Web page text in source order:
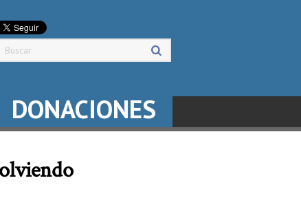
DONACIONES